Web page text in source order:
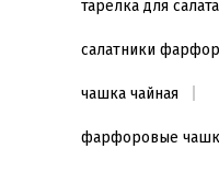
тарелка для салата
салатники
чашка чайная
фарфоровые